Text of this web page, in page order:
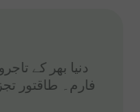
دنیا بھر کے
فارم۔ طاقتور